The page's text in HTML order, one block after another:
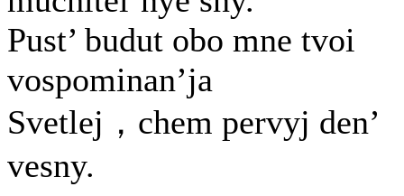
Pust’ budut obo mne tvoi
vospominan’ja
Svetlej，chem pervyj den’
vesny.